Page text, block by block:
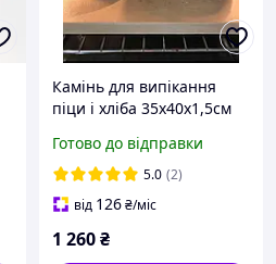
Камінь для випікання
піци і хліба 35х40х1,5см
Готово до відправки
5.0 (2)
від 126₴/міс
1 260₴